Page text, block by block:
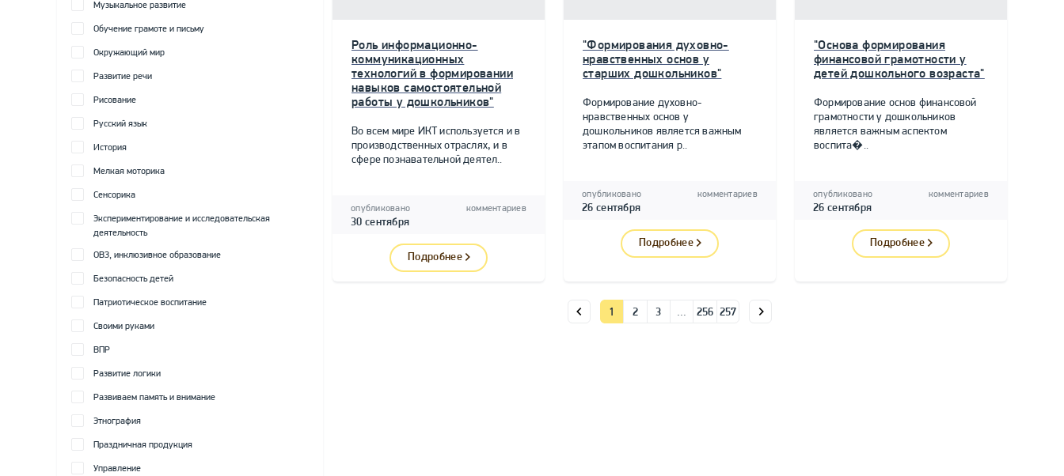
Музыкальное развитие
Обучение грамоте и письму
Окружающий мир
Развитие речи
Рисование
Русский язык
История
Мелкая моторика
Сенсорика
Экспериментирование и исследовательская
деятельность
ОВЗ, инклюзивное образование
Безопасность детей
Патриотическое воспитание
Своими руками
ВПР
Развитие логики
Развиваем память и внимание
Этнография
Праздничная продукция
Управление
Роль информационно-
коммуникационных
технологий в формировании
навыков самостоятельной
работы у дошкольников"
Во всем мире ИКТ используется и в
производственных отраслях, и в
сфере познавательной деятел..
опубликовано
30 сентября
комментариев
Подробнее
"Формирования духовно-
нравственных основ у
старших дошкольников"
Формирование духовно-
нравственных основ у
дошкольников является важным
этапом воспитания р..
опубликовано
26 сентября
комментариев
Подробнее
"Основа формирования
финансовой грамотности у
детей дошкольного возраста"
Формирование основ финансовой
грамотности у дошкольников
является важным аспектом
воспита�..
опубликовано
26 сентября
комментариев
Подробнее
1 2 3 … 256 257